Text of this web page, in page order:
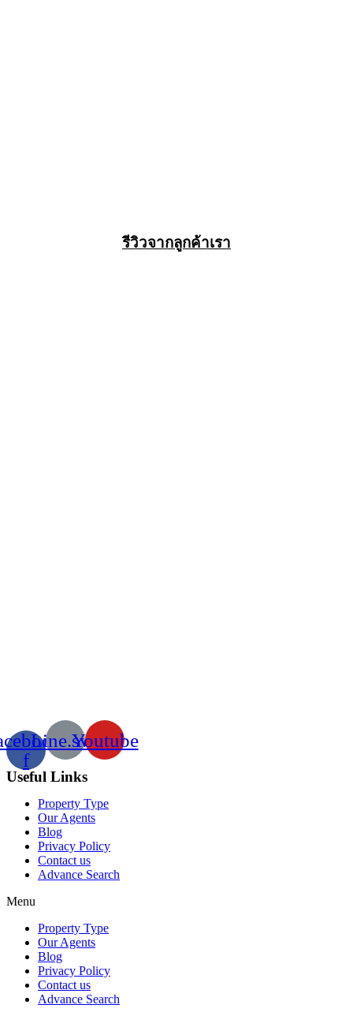
รีวิวจากลูกค้าเรา
f
Line.svgYoutube
Useful Links
Property Type
Our Agents
Blog
Privacy Policy
Contact us
Advance Search
Menu
Property Type
Our Agents
Blog
Privacy Policy
Contact us
Advance Search